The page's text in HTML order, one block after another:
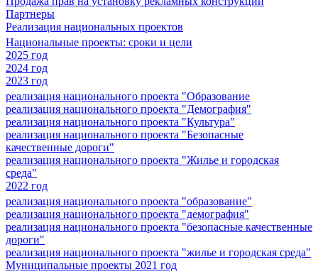
Партнеры
Реализация национальных проектов
Национальные проекты: сроки и цели
2025 год
2024 год
2023 год
реализация национального проекта "Образование
реализация национального проекта "Демография"
реализация национального проекта "Культура"
реализация национального проекта "Безопасные
качественные дороги"
реализация национального проекта "Жилье и городская
среда"
2022 год
реализация национального проекта "образование"
реализация национального проекта "демография"
реализация национального проекта "безопасные качественные
дороги"
реализация национального проекта "жилье и городская среда"
Муниципальные проекты 2021 год